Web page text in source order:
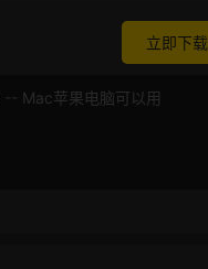
立即下载
-- Mac苹果电脑可以用